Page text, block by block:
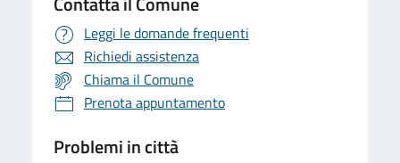
Leggi le domande frequenti
Richiedi assistenza
Chiama il Comune
Prenota appuntamento
Problemi in città